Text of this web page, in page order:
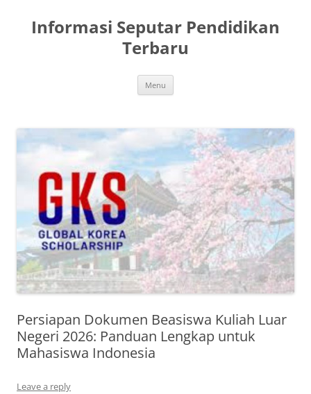
content
Informasi Seputar Pendidikan
Terbaru
Menu
Persiapan Dokumen Beasiswa Kuliah Luar
Negeri 2026: Panduan Lengkap untuk
Mahasiswa Indonesia
Leave a reply